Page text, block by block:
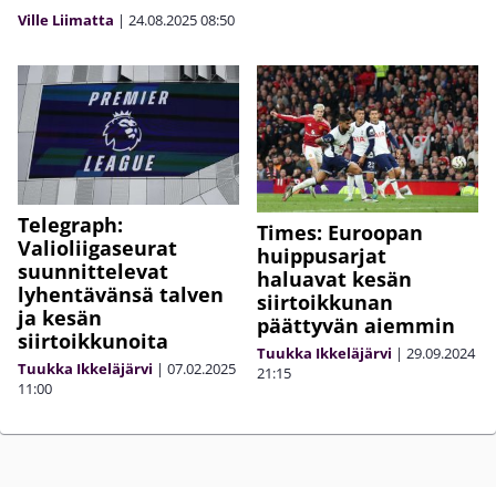
Ville Liimatta | 24.08.202508:50
Telegraph:
Valioliigaseurat
suunnittelevat
lyhentävänsä talven
ja kesän
siirtoikkunoita
Tuukka Ikkeläjärvi | 07.02.2025
11:00
Times: Euroopan
huippusarjat
haluavat kesän
siirtoikkunan
päättyvän aiemmin
Tuukka Ikkeläjärvi | 29.09.2024
21:15